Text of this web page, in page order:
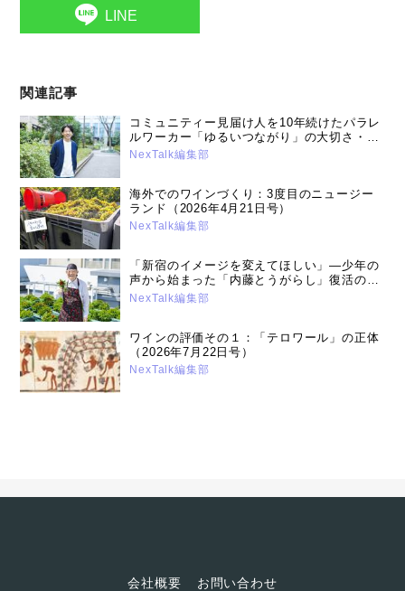
LINE
関連記事
コミュニティー見届け人を10年続けたパラレ
ルワーカー「ゆるいつながり」の大切さ・高
嶋 大介さん（2026年4月21日号）
NexTalk編集部
海外でのワインづくり：3度目のニュージー
ランド（2026年4月21日号）
NexTalk編集部
「新宿のイメージを変えてほしい」―少年の
声から始まった「内藤とうがらし」復活の舞
台裏：内藤とうがらしプロジェクトリーダー
NexTalk編集部
ワインの評価その１：「テロワール」の正体
（2026年7月22日号）
NexTalk編集部
会社概要 お問い合わせ